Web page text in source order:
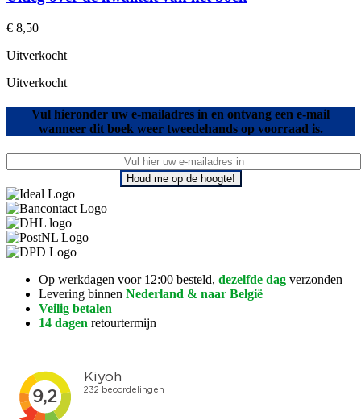
€ 8,50
Uitverkocht
Uitverkocht
Vul hieronder uw e-mailadres in en ontvang een e-mail
wanneer dit boek weer tweedehands op voorraad is.
Houd me op de hoogte!
Op werkdagen voor 12:00 besteld, dezelfde dag verzonden
Levering binnen Nederland & naar België
Veilig betalen
14 dagen retourtermijn